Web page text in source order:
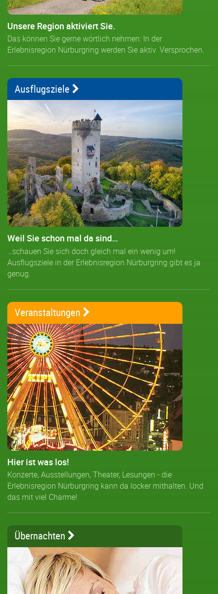
Unsere Region aktiviert Sie.
Das können Sie gerne wörtlich nehmen: In der
Erlebnisregion Nürburgring werden Sie aktiv. Versprochen.
Ausflugsziele
Weil Sie schon mal da sind…
…schauen Sie sich doch gleich mal ein wenig um!
Ausflugsziele in der Erlebnisregion Nürburgring gibt es ja
genug.
Veranstaltungen
Hier ist was los!
Konzerte, Ausstellungen, Theater, Lesungen - die
Erlebnisregion Nürburgring kann da locker mithalten. Und
das mit viel Charme!
Übernachten